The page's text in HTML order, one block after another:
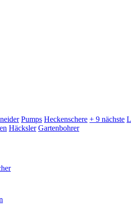
Pumps Heckenschere + 9 nächste
Häcksler Gartenbohrer